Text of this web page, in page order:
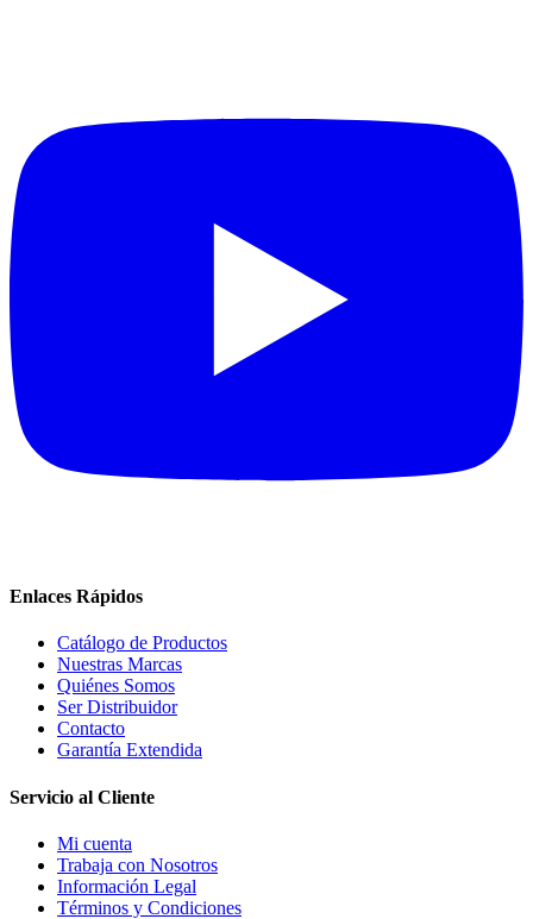
Enlaces Rápidos
Catálogo de Productos
Nuestras Marcas
Quiénes Somos
Ser Distribuidor
Contacto
Garantía Extendida
Servicio al Cliente
Mi cuenta
Trabaja con Nosotros
Información Legal
Términos y Condiciones